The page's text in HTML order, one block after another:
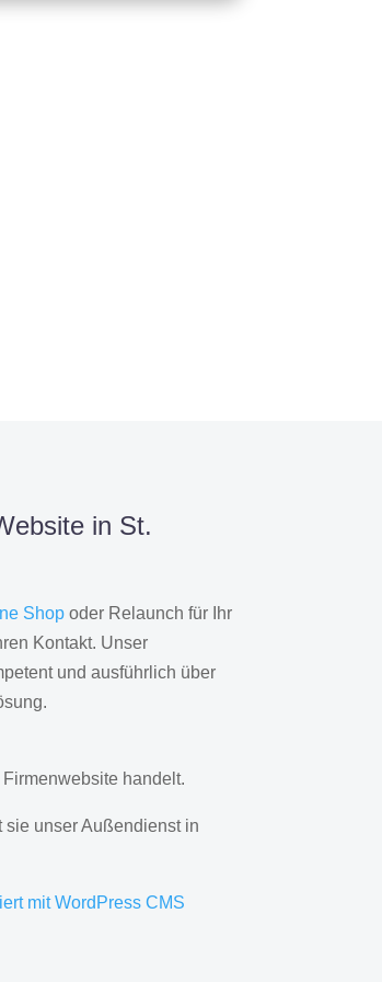
in St.
Shopoder Relaunch für Ihr
Kontakt. Unser
und ausführlich über
handelt.
sie unser Außendienst in
mit WordPress CMS